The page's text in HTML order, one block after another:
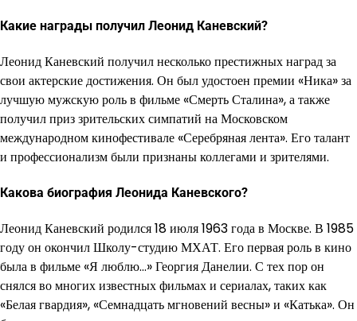
Какие награды получил Леонид Каневский?
Леонид Каневский получил несколько престижных наград за
свои актерские достижения. Он был удостоен премии «Ника» за
лучшую мужскую роль в фильме «Смерть Сталина», а также
получил приз зрительских симпатий на Московском
международном кинофестивале «Серебряная лента». Его талант
и профессионализм были признаны коллегами и зрителями.
Какова биография Леонида Каневского?
Леонид Каневский родился 18 июля 1963 года в Москве. В 1985
году он окончил Школу-студию МХАТ. Его первая роль в кино
была в фильме «Я люблю…» Георгия Данелии. С тех пор он
снялся во многих известных фильмах и сериалах, таких как
«Белая гвардия», «Семнадцать мгновений весны» и «Катька». Он